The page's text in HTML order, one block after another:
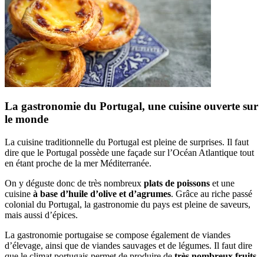
La gastronomie du Portugal, une cuisine ouverte sur
le monde
La cuisine traditionnelle du Portugal est pleine de surprises. Il faut
dire que le Portugal possède une façade sur l’Océan Atlantique tout
en étant proche de la mer Méditerranée.
On y déguste donc de très nombreux plats de poissons et une
cuisine à base d’huile d’olive et d’agrumes. Grâce au riche passé
colonial du Portugal, la gastronomie du pays est pleine de saveurs,
mais aussi d’épices.
La gastronomie portugaise se compose également de viandes
d’élevage, ainsi que de viandes sauvages et de légumes. Il faut dire